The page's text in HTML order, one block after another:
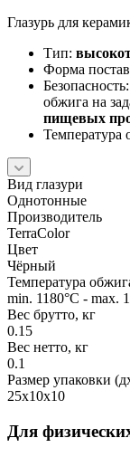
Глазурь для
Тип:
Форма
Безопасность:
обжига на
пищевых
Температура
Вид глазури
Однотонные
Производитель
TerraColor
Цвет
Чёрный
Температура
min. 1180°C - max.
Вес брутто, кг
0.15
Вес нетто, кг
0.1
Размер упаковки
25х10х10
Для